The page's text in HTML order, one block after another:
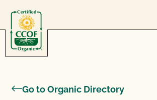
Go to Organic Directory